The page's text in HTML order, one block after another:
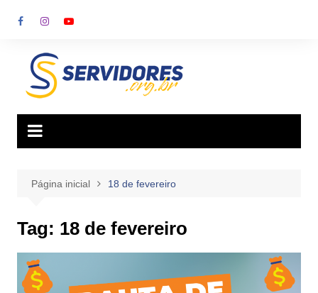
para
conteúdo
Página inicial 18 de fevereiro
Tag: 18 de fevereiro